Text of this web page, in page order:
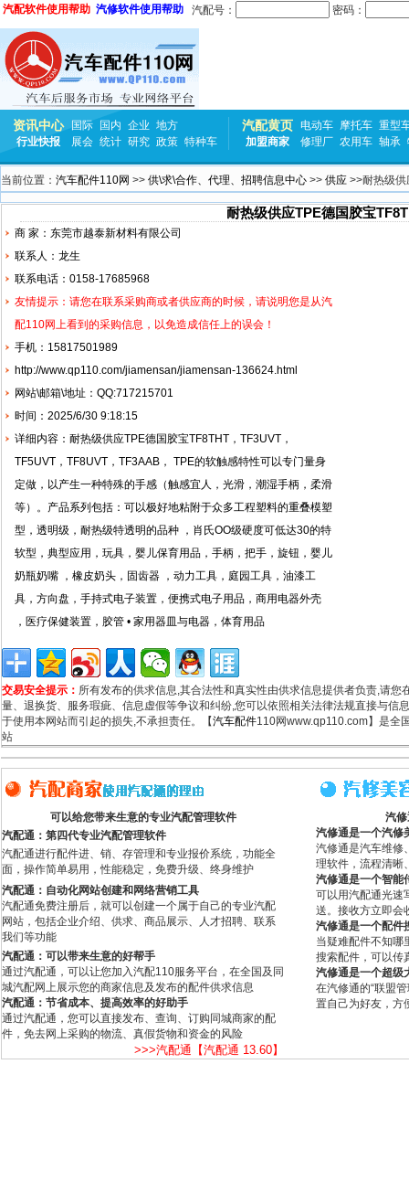
汽配软件使用帮助 汽修软件使用帮助 汽配号： 密码：
资讯中心 国际 国内 企业 地方
行业快报
展会 统计 研究 政策 特种车
汽配黄页 电动车 摩托车 重型
加盟商家
修理厂 农用车 轴承
当前位置： 汽车配件110网 >> 供\求\合作、代理、招聘信息中心 >> 供应 >>耐热级
耐热级供应TPE德国胶宝
商 家：东莞市越泰新材料有限公司
联系人：龙生
联系电话：0158-17685968
友情提示：请您在联系采购商或者供应商的时候，请说明您是从汽
配110网上看到的采购信息，以免造成信任上的误会！
手机：15817501989
http://www.qp110.com/jiamensan/jiamensan-136624.html
网站\邮箱\地址：QQ:717215701
时间：2025/6/30 9:18:15
详细内容：耐热级供应TPE德国胶宝TF8THT，TF3UVT，
TF5UVT，TF8UVT，TF3AAB， TPE的软触感特性可以专门量身
定做，以产生一种特殊的手感（触感宜人，光滑，潮湿手柄，柔滑
等）。产品系列包括：可以极好地粘附于众多工程塑料的重叠模塑
型，透明级，耐热级特透明的品种 ，肖氏OO级硬度可低达30的特
软型，典型应用，玩具，婴儿保育用品，手柄，把手，旋钮，婴儿
奶瓶奶嘴 ，橡皮奶头，固齿器 ，动力工具，庭园工具，油漆工
具，方向盘，手持式电子装置，便携式电子用品，商用电器外壳
，医疗保健装置，胶管 • 家用器皿与电器，体育用品
交易安全提示： 所有发布的供求信息,其合法性和真实性由供求信息提供者负责,请
量、退换货、服务瑕疵、信息虚假等争议和纠纷,您可以依照相关法律法规直接与信
于使用本网站而引起的损失,不承担责任。【汽车配件110网www.qp110.com】是全
站
可以给您带来生意的专业汽配管理软件
汽配通：第四代专业汽配管理软件
汽配通进行配件进、销、存管理和专业报价系统，功能全
面，操作简单易用，性能稳定，免费升级、终身维护
汽配通：自动化网站创建和网络营销工具
汽配通免费注册后，就可以创建一个属于自己的专业汽配
网站，包括企业介绍、供求、商品展示、人才招聘、联系
我们等功能
汽配通：可以带来生意的好帮手
通过汽配通，可以让您加入汽配110服务平台，在全国及同
城汽配网上展示您的商家信息及发布的配件供求信息
汽配通：节省成本、提高效率的好助手
通过汽配通，您可以直接发布、查询、订购同城商家的配
件，免去网上采购的物流、真假货物和资金的风险
>>>汽配通【汽配通 13.60】
汽
汽修通是一个汽修
汽修通是汽车维修
理软件，流程清晰
汽修通是一个智能
可以用汽配通光速
送。接收方立即会
汽修通是一个配件
当疑难配件不知哪
搜索配件，可以传
汽修通是一个超级
在汽修通的“联盟
置自己为好友，方